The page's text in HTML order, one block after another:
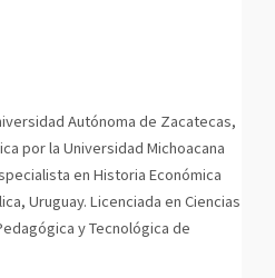
Autónoma de Zacatecas,
por la Universidad Michoacana
en Historia Económica
Uruguay. Licenciada en Ciencias
y Tecnológica de